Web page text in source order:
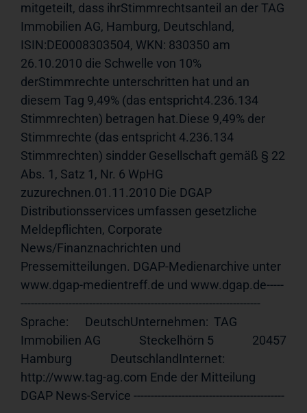
mitgeteilt, dass ihrStimmrechtsanteil an der TAG
Immobilien AG, Hamburg, Deutschland,
ISIN:DE0008303504, WKN: 830350 am
26.10.2010 die Schwelle von 10%
derStimmrechte unterschritten hat und an
diesem Tag 9,49% (das entspricht4.236.134
Stimmrechten) betragen hat.Diese 9,49% der
Stimmrechte (das entspricht 4.236.134
Stimmrechten) sindder Gesellschaft gemäß § 22
Abs. 1, Satz 1, Nr. 6 WpHG
zuzurechnen.01.11.2010 Die DGAP
Distributionsservices umfassen gesetzliche
Meldepflichten, Corporate
News/Finanznachrichten und
Pressemitteilungen. DGAP-Medienarchive unter
www.dgap-medientreff.de und www.dgap.de-----
----------------------------------------------------------------------
Sprache:      DeutschUnternehmen:  TAG
Immobilien AG              Steckelhörn 5              20457
Hamburg              DeutschlandInternet:
http://www.tag-ag.com Ende der Mitteilung
DGAP News-Service --------------------------------------------